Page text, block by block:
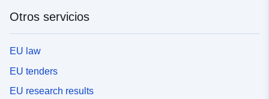
Otros servicios
EU law
EU tenders
EU research results